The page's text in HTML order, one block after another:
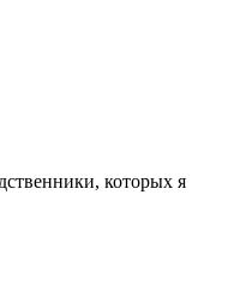
которых я